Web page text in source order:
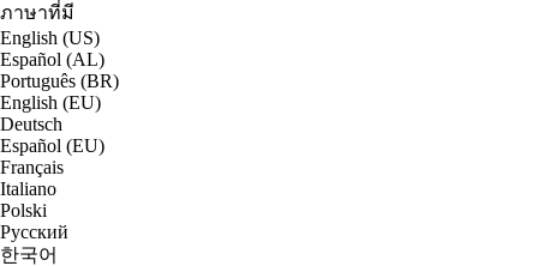
ภาษาที่มี
English (US)
Español (AL)
Português (BR)
English (EU)
Deutsch
Español (EU)
Français
Italiano
Polski
Русский
한국어